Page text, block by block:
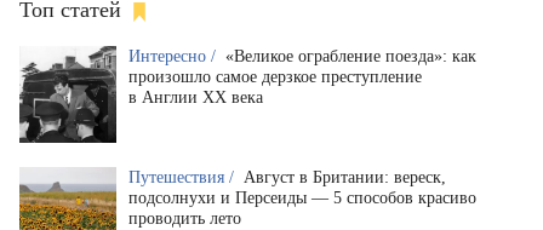
Топ статей
Интересно / «Великое ограбление поезда»: как
произошло самое дерзкое преступление
в Англии XX века
Путешествия / Август в Британии: вереск,
подсолнухи и Персеиды — 5 способов красиво
проводить лето